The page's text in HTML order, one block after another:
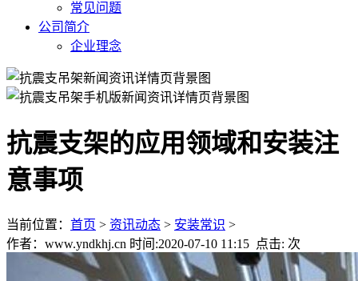
常见问题
公司简介
企业理念
抗震支架的应用领域和安装注
意事项
当前位置： 首页 > 资讯动态 > 安装常识 >
作者：www.yndkhj.cn 时间:2020-07-10 11:15 点击: 次